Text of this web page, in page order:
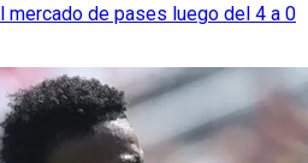
mercado de pases luego del 4 a 0